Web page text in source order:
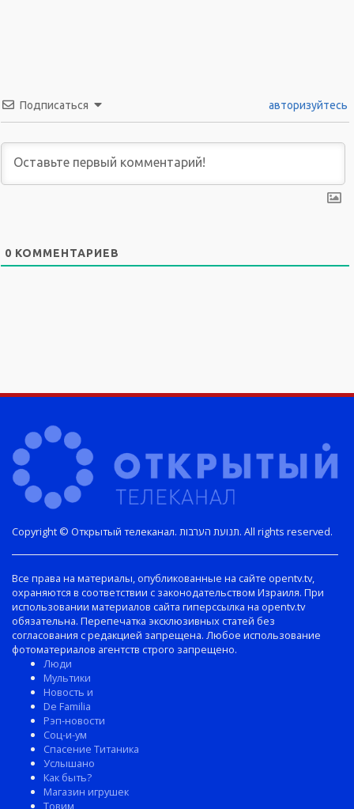
Подписаться авторизуйтесь
0 КОММЕНТАРИЕВ
Copyright © Открытый телеканал. תנועת הערבות. All rights reserved.
Все права на материалы, опубликованные на сайте opentv.tv,
охраняются в соответствии с законодательством Израиля. При
использовании материалов сайта гиперссылка на opentv.tv
обязательна. Перепечатка эксклюзивных статей без
согласования с редакцией запрещена. Любое использование
фотоматериалов агентств строго запрещено.
Люди
Мультики
Новость и
De Familia
Рэп-новости
Соц-и-ум
Спасение Титаника
Услышано
Как быть?
Магазин игрушек
Товим